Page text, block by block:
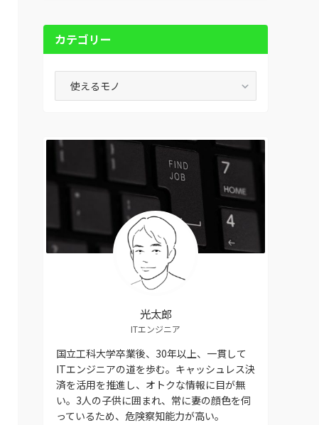
カテゴリー
ー
光太郎
ITエンジニア
国立工科大学卒業後、30年以上、一貫して
ITエンジニアの道を歩む。キャッシュレス決
済を活用を推進し、オトクな情報に目が無
い。3人の子供に囲まれ、常に妻の顔色を伺
っているため、危険察知能力が高い。